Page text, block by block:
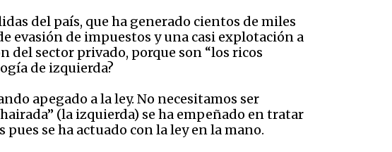
del país, que ha generado cientos de miles
evasión de impuestos y una casi explotación a
del sector privado, porque son “los ricos
de izquierda?
apegado a la ley. No necesitamos ser
(la izquierda) se ha empeñado en tratar
se ha actuado con la ley en la mano.